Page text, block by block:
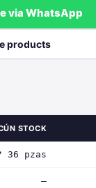
via WhatsApp
products
STOCK
36 pzas
—